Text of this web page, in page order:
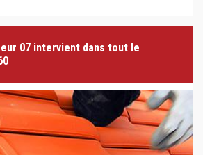
07 intervient dans tout le